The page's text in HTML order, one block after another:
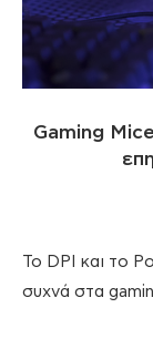
Gaming
Το DPI και το
συχνά στα